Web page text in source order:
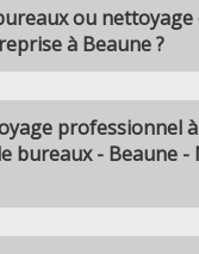
ou nettoyage
à Beaune ?
professionnel
bureaux - Beaune